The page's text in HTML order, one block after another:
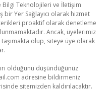
Bilgi Teknolojileri ve İletişim
bir Yer Sağlayıcı olarak hizmet
proaktif olarak denetleme
Ancak, üyelerimiz
olup, siteye üye olarak
olduğunu düşündüğünüz
adresine bildirmeniz
sitemizden kaldırılacaktır.